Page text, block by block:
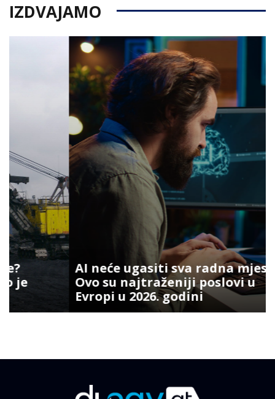
IZDVAJAMO
AI neće ugasiti sva radna mjesta:
Ovo su najtraženiji poslovi u
Evropi u 2026. godini